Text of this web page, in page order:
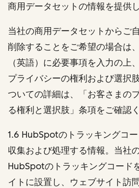
商用データセットの情報を提供し
当社の商用データセットからご
削除することをご希望の場合は、
（英語）に必要事項を入力の上
プライバシーの権利および選択
ついての詳細は、「お客さまの
る権利と選択肢」条項をご確認
1.6 HubSpotのトラッキングコ
収集および処理する情報。当社の
HubSpotのトラッキングコード
イトに設置し、ウェブサイト訪